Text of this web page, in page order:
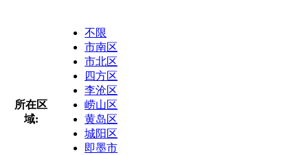
所在区
域:
不限
市南区
市北区
四方区
李沧区
崂山区
黄岛区
城阳区
即墨市